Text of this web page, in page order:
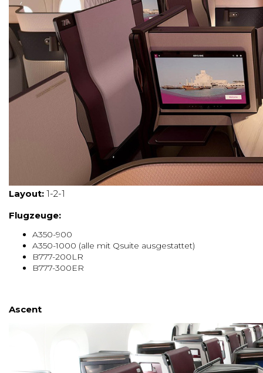
Layout: 1-2-1
Flugzeuge:
A350-900
A350-1000 (alle mit Qsuite ausgestattet)
B777-200LR
B777-300ER
Ascent